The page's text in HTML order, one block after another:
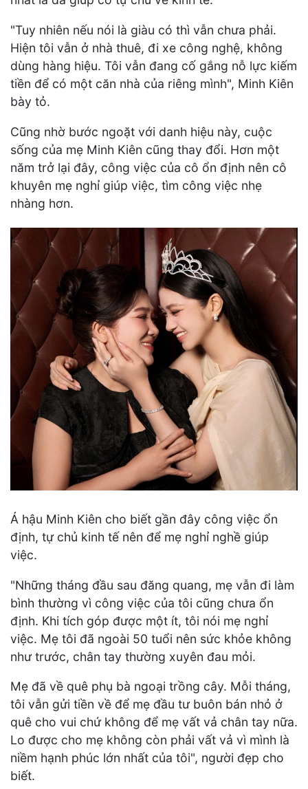
"Tuy nhiên nếu nói là giàu có thì vẫn chưa phải.
Hiện tôi vẫn ở nhà thuê, đi xe công nghệ, không
dùng hàng hiệu. Tôi vẫn đang cố gắng nỗ lực kiếm
tiền để có một căn nhà của riêng mình", Minh Kiên
bày tỏ.
Cũng nhờ bước ngoặt với danh hiệu này, cuộc
sống của mẹ Minh Kiên cũng thay đổi. Hơn một
năm trở lại đây, công việc của cô ổn định nên cô
khuyên mẹ nghỉ giúp việc, tìm công việc nhẹ
nhàng hơn.
Á hậu Minh Kiên cho biết gần đây công việc ổn
định, tự chủ kinh tế nên để mẹ nghỉ nghề giúp
việc.
"Những tháng đầu sau đăng quang, mẹ vẫn đi làm
bình thường vì công việc của tôi cũng chưa ổn
định. Khi tích góp được một ít, tôi nói mẹ nghỉ
việc. Mẹ tôi đã ngoài 50 tuổi nên sức khỏe không
như trước, chân tay thường xuyên đau mỏi.
Mẹ đã về quê phụ bà ngoại trồng cây. Mỗi tháng,
tôi vẫn gửi tiền về để mẹ đầu tư buôn bán nhỏ ở
quê cho vui chứ không để mẹ vất vả chân tay nữa.
Lo được cho mẹ không còn phải vất vả vì mình là
niềm hạnh phúc lớn nhất của tôi", người đẹp cho
biết.